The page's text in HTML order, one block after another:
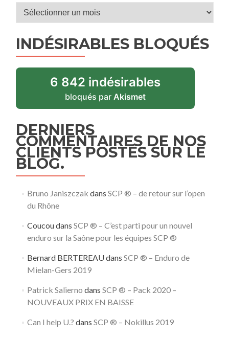
Archives
INDÉSIRABLES BLOQUÉS
6 842 indésirables
bloqués par Akismet
DERNIERS
COMMENTAIRES DE NOS
CLIENTS POSTÉS SUR LE
BLOG.
Bruno Janiszczak dans SCP ® – de retour sur l’open
du Rhône
Coucoudans SCP ® – C’est parti pour un nouvel
enduro sur la Saône pour les équipes SCP ®
Bernard BERTEREAUdans SCP ® – Enduro de
Mielan-Gers 2019
Patrick Salierno dans SCP ® – Pack 2020 –
NOUVEAUX PRIX EN BAISSE
Can I help U.? dans SCP ® – Nokillus 2019